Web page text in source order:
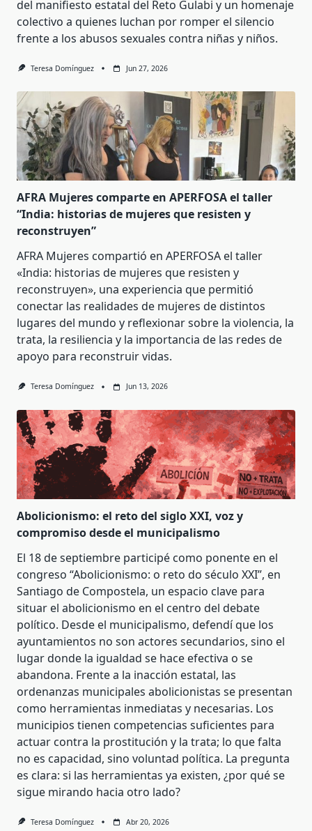
del manifiesto estatal del Reto Gulabi y un homenaje
colectivo a quienes luchan por romper el silencio
frente a los abusos sexuales contra niñas y niños.
Teresa Domínguez Jun 27, 2026
AFRA Mujeres comparte en APERFOSA el taller
“India: historias de mujeres que resisten y
reconstruyen”
AFRA Mujeres compartió en APERFOSA el taller
«India: historias de mujeres que resisten y
reconstruyen», una experiencia que permitió
conectar las realidades de mujeres de distintos
lugares del mundo y reflexionar sobre la violencia, la
trata, la resiliencia y la importancia de las redes de
apoyo para reconstruir vidas.
Teresa Domínguez Jun 13, 2026
Abolicionismo: el reto del siglo XXI, voz y
compromiso desde el municipalismo
El 18 de septiembre participé como ponente en el
congreso “Abolicionismo: o reto do século XXI”, en
Santiago de Compostela, un espacio clave para
situar el abolicionismo en el centro del debate
político. Desde el municipalismo, defendí que los
ayuntamientos no son actores secundarios, sino el
lugar donde la igualdad se hace efectiva o se
abandona. Frente a la inacción estatal, las
ordenanzas municipales abolicionistas se presentan
como herramientas inmediatas y necesarias. Los
municipios tienen competencias suficientes para
actuar contra la prostitución y la trata; lo que falta
no es capacidad, sino voluntad política. La pregunta
es clara: si las herramientas ya existen, ¿por qué se
sigue mirando hacia otro lado?
Teresa Domínguez Abr 20, 2026